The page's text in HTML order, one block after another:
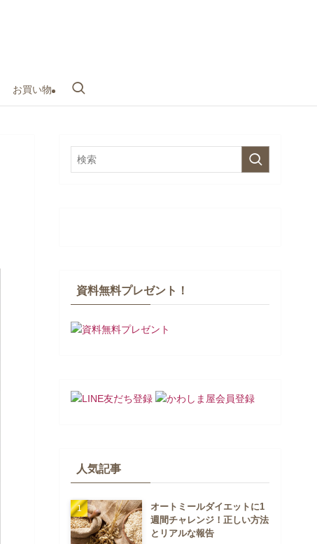
お買い物
資料無料プレゼント！
人気記事
オートミールダイエットに1
週間チャレンジ！正しい方法
とリアルな報告